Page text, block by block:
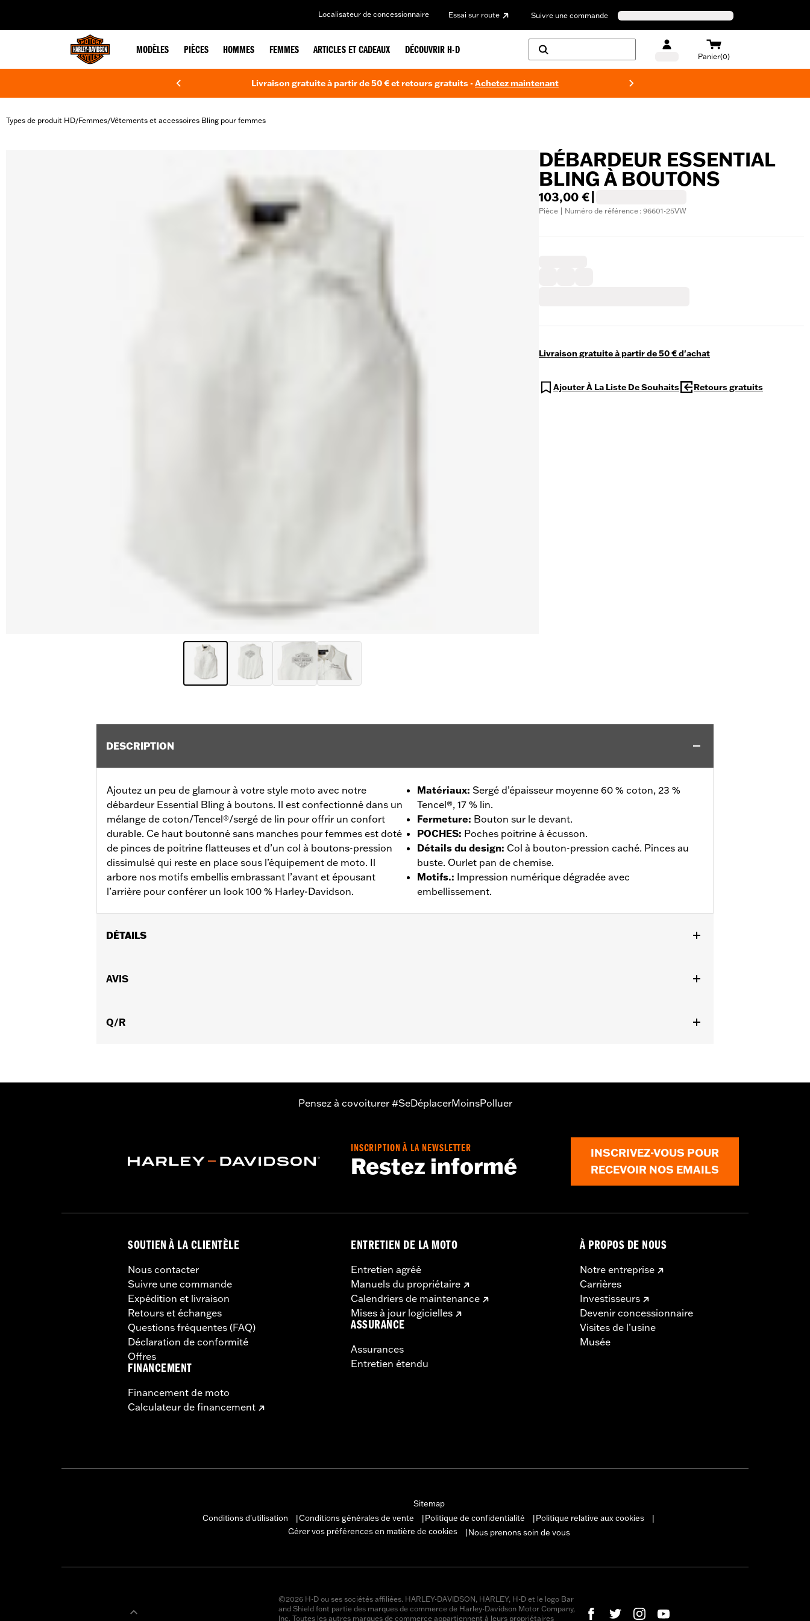
Localisateur de concessionnaire Essai sur route Suivre une commande
MODÈLES PIÈCES HOMMES FEMMES ARTICLES ET CADEAUX DÉCOUVRIR H-D
Panier(0)
Livraison gratuite à partir de 50 € et retours gratuits -Achetez maintenant
Types de produit HD/Femmes/Vêtements et accessoires Bling pour femmes
DÉBARDEUR ESSENTIAL
BLING À BOUTONS
103,00 €
Pièce | Numéro de référence : 96601-25VW
Livraison gratuite à partir de 50 € d'achat
Ajouter À La Liste De Souhaits Retours gratuits
DESCRIPTION
Ajoutez un peu de glamour à votre style moto avec notre
débardeur Essential Bling à boutons. Il est confectionné dans un
mélange de coton/Tencel®/sergé de lin pour offrir un confort
durable. Ce haut boutonné sans manches pour femmes est doté
de pinces de poitrine flatteuses et d’un col à boutons-pression
dissimulsé qui reste en place sous l’équipement de moto. Il
arbore nos motifs embellis embrassant l’avant et épousant
l’arrière pour conférer un look 100 % Harley-Davidson.
Matériaux: Sergé d’épaisseur moyenne 60 % coton, 23 %
Tencel®, 17 % lin.
Fermeture: Bouton sur le devant.
POCHES: Poches poitrine à écusson.
Détails du design: Col à bouton-pression caché. Pinces au
buste. Ourlet pan de chemise.
Motifs.: Impression numérique dégradée avec
embellissement.
DÉTAILS
Caractéristiques fonctionnelles:
AVIS
Q/R
Pensez à covoiturer #SeDéplacerMoinsPolluer
INSCRIPTION À LA NEWSLETTER
Restez informé
INSCRIVEZ-VOUS POUR
RECEVOIR NOS EMAILS
SOUTIEN À LA CLIENTÈLE
Nous contacter
Suivre une commande
Expédition et livraison
Retours et échanges
Questions fréquentes (FAQ)
Déclaration de conformité
Offres
FINANCEMENT
Financement de moto
Calculateur de financement
ENTRETIEN DE LA MOTO
Entretien agréé
Manuels du propriétaire
Calendriers de maintenance
Mises à jour logicielles
ASSURANCE
Assurances
Entretien étendu
À PROPOS DE NOUS
Notre entreprise
Carrières
Investisseurs
Devenir concessionnaire
Visites de l’usine
Musée
Sitemap
Conditions d'utilisation
Conditions générales de vente Politique de confidentialité Politique relative aux cookies
Gérer vos préférences en matière de cookies
Nous prenons soin de vous
©2026 H-D ou ses sociétés affiliées. HARLEY-DAVIDSON, HARLEY, H-D et le logo Bar
and Shield font partie des marques de commerce de Harley-Davidson Motor Company,
Inc. Toutes les autres marques de commerce appartiennent à leurs propriétaires